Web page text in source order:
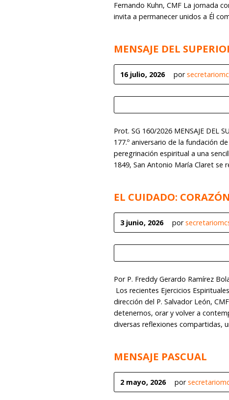
Fernando Kuhn, CMF La jornada
invita a permanecer unidos a Él
MENSAJE DEL
16 julio, 2026 por
Prot. SG 160/2026 MENSAJE DEL
177.º aniversario de la fundación
peregrinación espiritual a una
1849, San Antonio María Claret
EL CUIDADO:
3 junio, 2026 por
Por P. Freddy Gerardo Ramírez
Los recientes Ejercicios
dirección del P. Salvador León,
detenernos, orar y volver a
diversas reflexiones compartidas,
MENSAJE PASCUAL
2 mayo, 2026 por